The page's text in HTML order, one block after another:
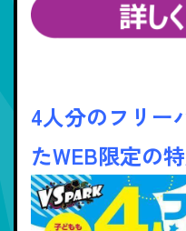
4人分のフリー
たWEB限定の